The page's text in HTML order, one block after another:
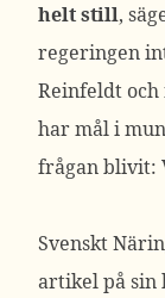
helt still,
regeringen
Reinfeldt och
har mål i
frågan blivit:
Svenskt
artikel på sin